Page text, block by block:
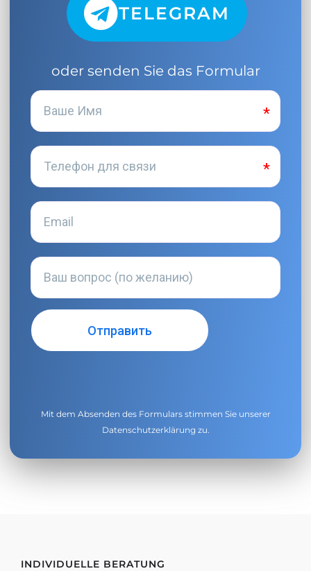
TELEGRAM
oder senden Sie das Formular
Mit dem Absenden des Formulars stimmen Sie unserer
Datenschutzerklärung zu.
INDIVIDUELLE BERATUNG